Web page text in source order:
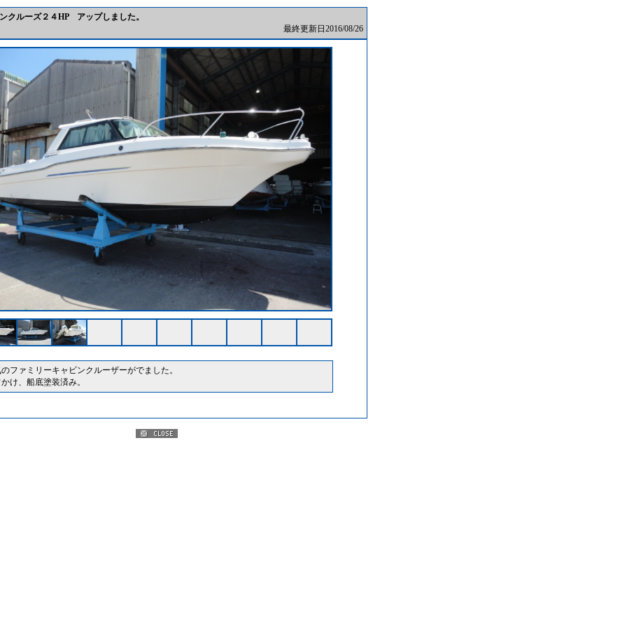
クルーズ２４HP アップしました。
最終更新日2016/08/26
ファミリーキャビンクルーザーがでました。
け、船底塗装済み。